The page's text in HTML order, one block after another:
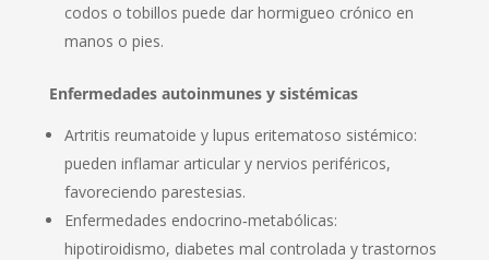
codos o tobillos puede dar hormigueo crónico en
manos o pies.
Enfermedades autoinmunes y sistémicas
Artritis reumatoide y lupus eritematoso sistémico:
pueden inflamar articular y nervios periféricos,
favoreciendo parestesias.
Enfermedades endocrino‑metabólicas:
hipotiroidismo, diabetes mal controlada y trastornos